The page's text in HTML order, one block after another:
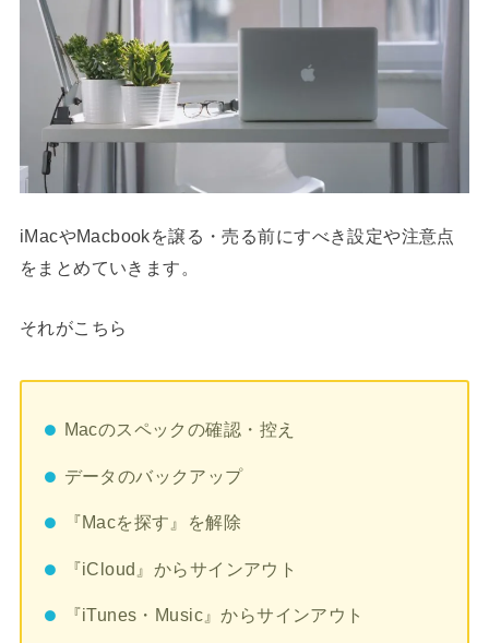
iMacやMacbookを譲る・売る前にすべき設定や注意点
をまとめていきます。
それがこちら
Macのスペックの確認・控え
データのバックアップ
『Macを探す』を解除
『iCloud』からサインアウト
『iTunes・Music』からサインアウト